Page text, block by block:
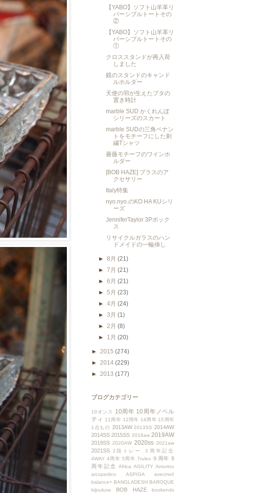
【YABO】ソフト山羊革リ
バーシブルトートその
②
【YABO】ソフト山羊革リ
バーシブルトートその
①
クロススタンドが再入荷
しました
鏡のスタンドのキャンド
ルホルダー
天使の羽が生えたブタの
置き時計
marble SUD かくれんぼ
シリーズのスカート
marble SUDの三角ペナン
トをモチーフにした刺
繍Tシャツ
薔薇モチーフのワインホ
ルダー
[BOB HAZE] ブラスのア
クセサリー
Italy特集
nyo.nyo.のKO HA KUシリ
ーズ
JenniferTaylor 3Pボック
ス
リサイクルガラスのハン
ドメイドの一輪挿し
►8月(21)
►7月(21)
►6月(21)
►5月(23)
►4月(24)
►3月(1)
►2月(8)
► 1月(20)
► 2015 (274)
► 2014 (229)
► 2013 (177)
ブログカテゴリー
10オンス 10周年 10周年ノベル
ティ
11周年 12周年 14周年 15周年
1点もの 2013AW 2013SS 2014AW
2014SS 2015SS 2018aw 2019AW
2019SS 2020AW 2020ss 2021aw
2021SS 2段トレー
３周年記念
4WAY 4周年 5周年 7rules ９周年 9
周年記念
Africa AGILITY Amorino
arcopedico
ASPIGA
avecmoi!
balance+ BANGLADESH BAROQUE
bijouluxe
BOB HAZE
bookends